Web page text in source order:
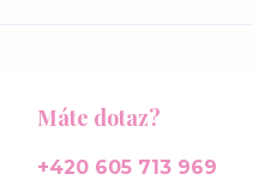
Máte dotaz?
+420 605 713 969